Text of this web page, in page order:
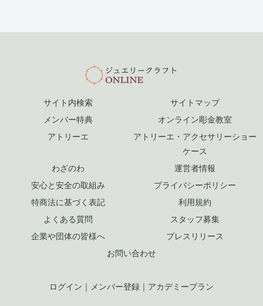
サイト内検索
サイトマップ
メンバー特典
オンライン彫金教室
アトリーエ
アトリーエ・アクセサリーショー
ケース
わざのわ
運営者情報
安心と安全の取組み
プライバシーポリシー
特商法に基づく表記
利用規約
よくある質問
スタッフ募集
企業や団体の皆様へ
プレスリリース
お問い合わせ
ログイン ｜ メンバー登録 ｜ アカデミープラン